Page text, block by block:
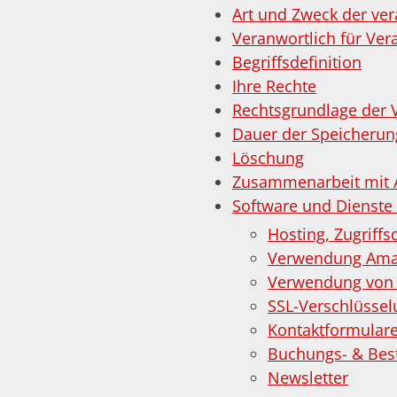
Art und Zweck der
Veranwortlich für
Begriffsdefinition
Ihre Rechte
Rechtsgrundlage der
Dauer der
Löschung
Zusammenarbeit mit
Software und
Hosting,
Verwendung
Verwendung von
SSL-
Buchungs- &
Newsletter